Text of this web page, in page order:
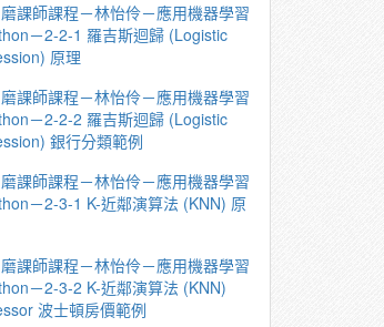
課師課程－林怡伶－應⽤機器學習
－2-2-1 羅吉斯迴歸 (Logistic
原理
課師課程－林怡伶－應⽤機器學習
－2-2-2 羅吉斯迴歸 (Logistic
銀⾏分類範例
課師課程－林怡伶－應⽤機器學習
－2-3-1 K-近鄰演算法 (KNN) 原
課師課程－林怡伶－應⽤機器學習
－2-3-2 K-近鄰演算法 (KNN)
波⼠頓房價範例